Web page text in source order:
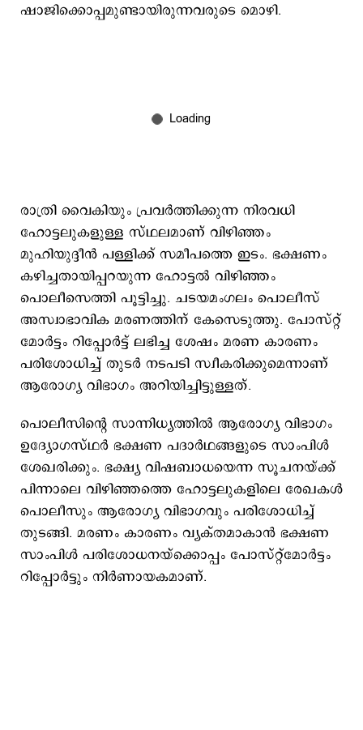
ഷാജിക്കൊപ്പമുണ്ടായിരുന്നവരുടെ മൊഴി.
രാത്രി വൈകിയും പ്രവർത്തിക്കുന്ന നിരവധി
ഹോട്ടലുകളുള്ള സ്ഥലമാണ് വിഴിഞ്ഞം
മുഹിയുദ്ദീൻ പള്ളിക്ക് സമീപത്തെ ഇടം. ഭക്ഷണം
കഴിച്ചതായിപ്പറയുന്ന ഹോട്ടൽ വിഴിഞ്ഞം
പൊലീസെത്തി പൂട്ടിച്ചു. ചടയമംഗലം പൊലീസ്
അസ്വാഭാവിക മരണത്തിന് കേസെടുത്തു. പോസ്റ്റ്
മോർട്ടം റിപ്പോർട്ട് ലഭിച്ച ശേഷം മരണ കാരണം
പരിശോധിച്ച് തുടർ നടപടി സ്വീകരിക്കുമെന്നാണ്
ആരോഗ്യ വിഭാഗം അറിയിച്ചിട്ടുള്ളത്.
പൊലീസിന്റെ സാന്നിധ്യത്തിൽ ആരോഗ്യ വിഭാഗം
ഉദ്യോഗസ്ഥർ ഭക്ഷണ പദാർഥങ്ങളുടെ സാംപിൾ
ശേഖരിക്കും. ഭക്ഷ്യ വിഷബാധയെന്ന സൂചനയ്ക്ക്
പിന്നാലെ വിഴിഞ്ഞത്തെ ഹോട്ടലുകളിലെ രേഖകൾ
പൊലീസും ആരോഗ്യ വിഭാഗവും പരിശോധിച്ച്
തുടങ്ങി. മരണം കാരണം വ്യക്തമാകാൻ ഭക്ഷണ
സാംപിൾ പരിശോധനയ്ക്കൊപ്പം പോസ്റ്റ്‌‌മോർട്ടം
റിപ്പോർട്ടും നിർണായകമാണ്.